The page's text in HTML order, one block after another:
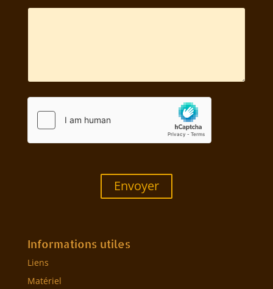
Envoyer
Informations utiles
Liens
Matériel